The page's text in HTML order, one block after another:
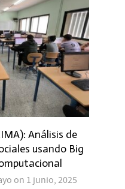
Análisis de
usando Big
on 1 junio, 2025